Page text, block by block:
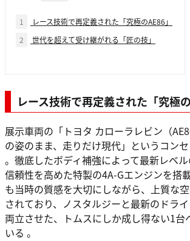
1
レース技術で再定義された「究極のAE86」
2
世代を超えて受け継がれる「匠の技」
レース技術で再定義された「究極
展示車両の「トヨタ カローラレビン（
の姿のまま、走りだけ現代」というコン
。徹底したボディ補強によって最新レベル
信頼性を高めた特製の4A-Gエンジンを搭
も当時の質感を大切にしながら、上質な
されており、ノスタルジーと最新のドラ
両立させた、トムスにしか成し得ない1台
いる 。